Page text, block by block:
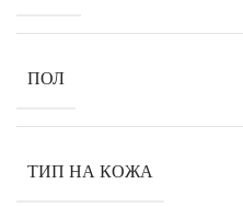
ПОЛ
ТИП НА КОЖА